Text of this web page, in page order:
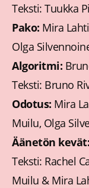
Teksti: Tuukka
Pako: Mira
Olga
Algoritmi:
Teksti: Bruno
Odotus: Mira
Muilu, Olga
Äänetön kevät:
Teksti: Rachel
Muilu & Mira